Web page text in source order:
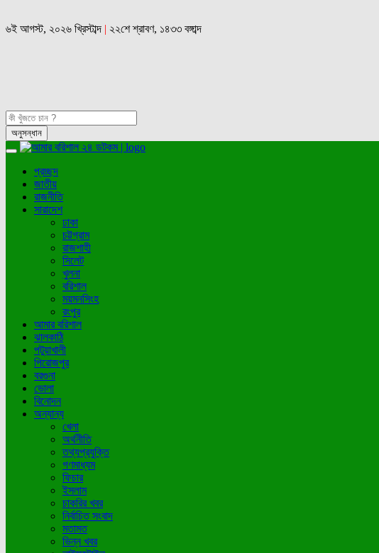
৬ই আগস্ট, ২০২৬ খ্রিস্টাব্দ | ২২শে শ্রাবণ, ১৪৩৩ বঙ্গাব্দ
প্রচ্ছদ
জাতীয়
রাজনীতি
সারাদেশ
ঢাকা
চট্টগ্রাম
রাজশাহী
সিলেট
খুলনা
বরিশাল
ময়মনসিংহ
রংপুর
আমার বরিশাল
ঝালকাঠি
পটুয়াখালী
পিরোজপুর
বরগুনা
ভোলা
বিনোদন
অন্যান্য
খেলা
অর্থনীতি
তথ্যপ্রযুক্তি
গণমাধ্যম
ফিচার
ইসলাম
চাকরির খবর
নির্বাচিত সংবাদ
মতামত
ভিন্ন খবর